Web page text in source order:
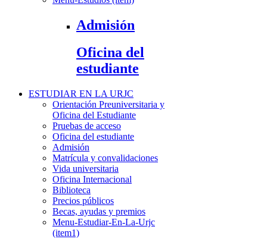
Admisión
Oficina del
estudiante
ESTUDIAR EN LA URJC
Orientación Preuniversitaria y
Oficina del Estudiante
Pruebas de acceso
Oficina del estudiante
Admisión
Matrícula y convalidaciones
Vida universitaria
Oficina Internacional
Biblioteca
Precios públicos
Becas, ayudas y premios
Menu-Estudiar-En-La-Urjc
(item1)